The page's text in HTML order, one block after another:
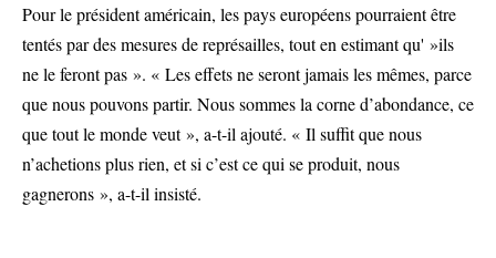
Pour le président américain, les pays européens pourraient être
tentés par des mesures de représailles, tout en estimant qu' »ils
ne le feront pas ». « Les effets ne seront jamais les mêmes, parce
que nous pouvons partir. Nous sommes la corne d’abondance, ce
que tout le monde veut », a-t-il ajouté. « Il suffit que nous
n’achetions plus rien, et si c’est ce qui se produit, nous
gagnerons », a-t-il insisté.